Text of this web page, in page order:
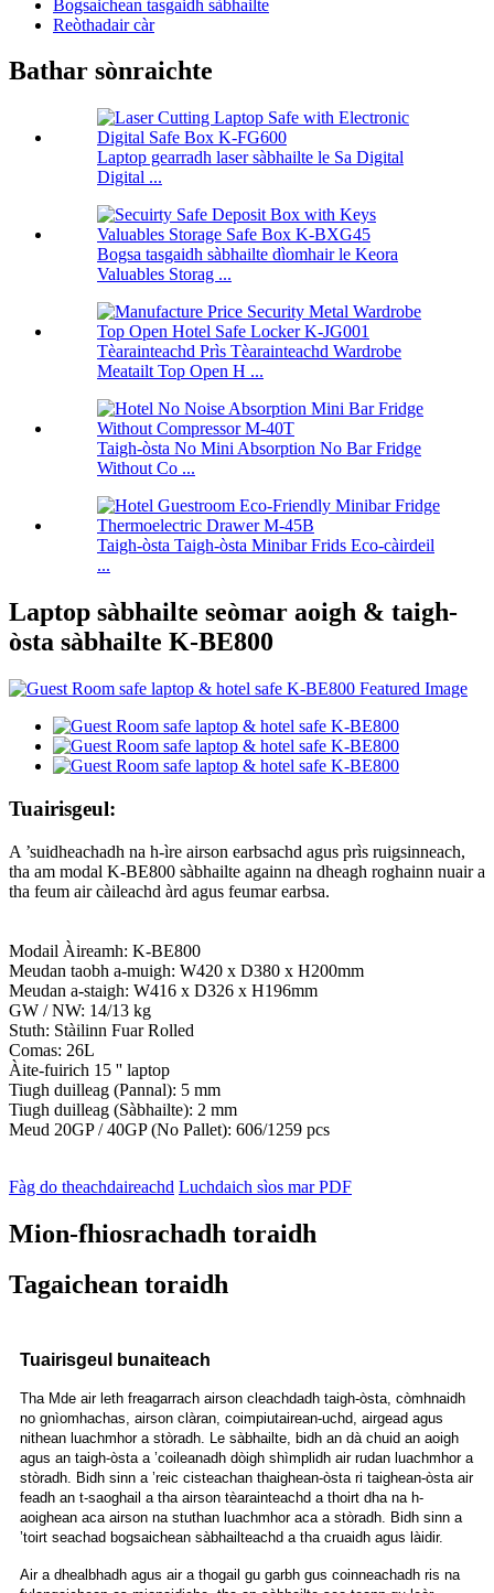
Bogsaichean tasgaidh sàbhailte
Reòthadair càr
Bathar sònraichte
Laptop gearradh laser sàbhailte le Sa Digital
Digital ...
Bogsa tasgaidh sàbhailte dìomhair le Keora
Valuables Storag ...
Tèarainteachd Prìs Tèarainteachd Wardrobe
Meatailt Top Open H ...
Taigh-òsta No Mini Absorption No Bar Fridge
Without Co ...
Taigh-òsta Taigh-òsta Minibar Frids Eco-càirdeil
...
Laptop sàbhailte seòmar aoigh & taigh-
òsta sàbhailte K-BE800
Tuairisgeul:
A ’suidheachadh na h-ìre airson earbsachd agus prìs ruigsinneach,
tha am modal K-BE800 sàbhailte againn na dheagh roghainn nuair a
tha feum air càileachd àrd agus feumar earbsa.
Modail Àireamh: K-BE800
Meudan taobh a-muigh: W420 x D380 x H200mm
Meudan a-staigh: W416 x D326 x H196mm
GW / NW: 14/13 kg
Stuth: Stàilinn Fuar Rolled
Comas: 26L
Àite-fuirich 15 '' laptop
Tiugh duilleag (Pannal): 5 mm
Tiugh duilleag (Sàbhailte): 2 mm
Meud 20GP / 40GP (No Pallet): 606/1259 pcs
Fàg do theachdaireachd Luchdaich sìos mar PDF
Mion-fhiosrachadh toraidh
Tagaichean toraidh
Tuairisgeul bunaiteach
Tha Mde air leth freagarrach airson cleachdadh taigh-òsta, còmhnaidh
no gnìomhachas, airson clàran, coimpiutairean-uchd, airgead agus
nithean luachmhor a stòradh. Le sàbhailte, bidh an dà chuid an aoigh
agus an taigh-òsta a ’coileanadh dòigh shìmplidh air rudan luachmhor a
stòradh. Bidh sinn a ’reic cisteachan thaighean-òsta ri taighean-òsta air
feadh an t-saoghail a tha airson tèarainteachd a thoirt dha na h-
aoighean aca airson na stuthan luachmhor aca a stòradh. Bidh sinn a
’toirt seachad bogsaichean sàbhailteachd a tha cruaidh agus làidir.
Air a dhealbhadh agus air a thogail gu garbh gus coinneachadh ris na